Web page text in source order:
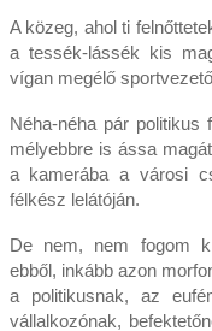
A közeg, ahol ti
a tessék-lássék kis
vígan megélő
Néha-néha pár politikus
mélyebbre is ássa
a kamerába a városi
félkész lelátóján.
De nem, nem fogom
ebből, inkább azon
a politikusnak, az
vállalkozónak,